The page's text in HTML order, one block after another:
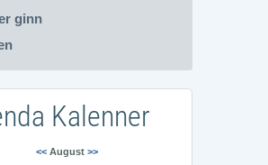
ginn
Kalenner
<<August >>